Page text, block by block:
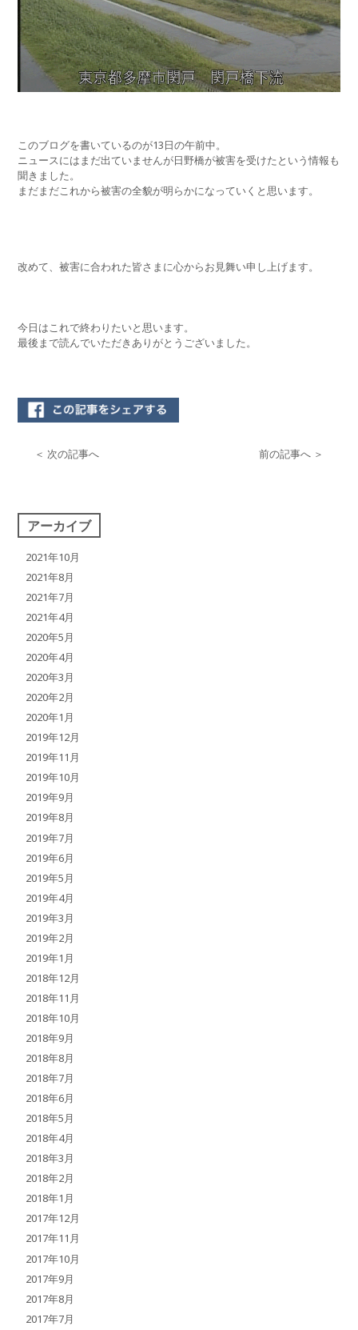
このブログを書いているのが13日の午前中。
ニュースにはまだ出ていませんが日野橋が被害を受けたという情報も
聞きました。
まだまだこれから被害の全貌が明らかになっていくと思います。
改めて、被害に合われた皆さまに心からお見舞い申し上げます。
今日はこれで終わりたいと思います。
最後まで読んでいただきありがとうございました。
＜ 次の記事へ 前の記事へ ＞
アーカイブ
2021年10月
2021年8月
2021年7月
2021年4月
2020年5月
2020年4月
2020年3月
2020年2月
2020年1月
2019年12月
2019年11月
2019年10月
2019年9月
2019年8月
2019年7月
2019年6月
2019年5月
2019年4月
2019年3月
2019年2月
2019年1月
2018年12月
2018年11月
2018年10月
2018年9月
2018年8月
2018年7月
2018年6月
2018年5月
2018年4月
2018年3月
2018年2月
2018年1月
2017年12月
2017年11月
2017年10月
2017年9月
2017年8月
2017年7月